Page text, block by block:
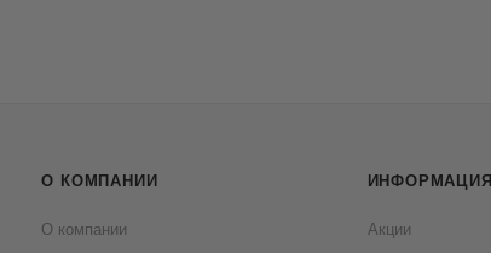
О КОМПАНИИ
О компании
ИНФОРМАЦИЯ
Акции